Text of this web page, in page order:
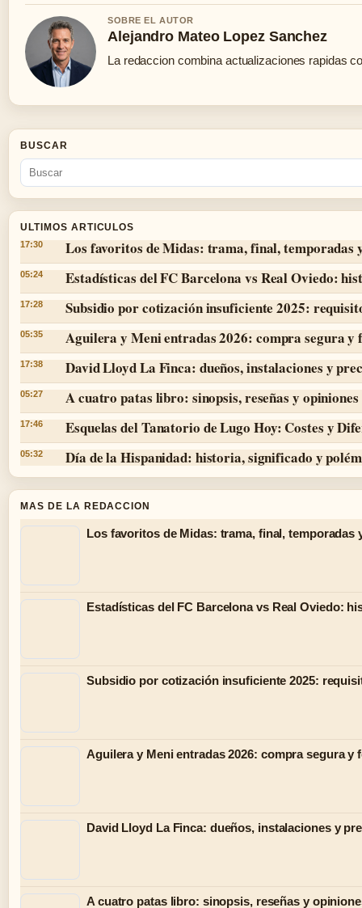
SOBRE EL AUTOR
Alejandro Mateo Lopez Sanchez
La redaccion combina actualizaciones rapidas
BUSCAR
ULTIMOS ARTICULOS
17:30 Los favoritos de Midas: trama, final, temporadas
05:24 Estadísticas del FC Barcelona vs Real Oviedo:
17:28 Subsidio por cotización insuficiente 2025:
05:35 Aguilera y Meni entradas 2026: compra segura y
17:38 David Lloyd La Finca: dueños, instalaciones y
05:27 A cuatro patas libro: sinopsis, reseñas y opiniones
17:46 Esquelas del Tanatorio de Lugo Hoy: Costes y
05:32 Día de la Hispanidad: historia, significado y
MAS DE LA REDACCION
Los favoritos de Midas: trama, final, temporadas
Estadísticas del FC Barcelona vs Real Oviedo:
Subsidio por cotización insuficiente 2025:
Aguilera y Meni entradas 2026: compra segura y
David Lloyd La Finca: dueños, instalaciones y
A cuatro patas libro: sinopsis, reseñas y